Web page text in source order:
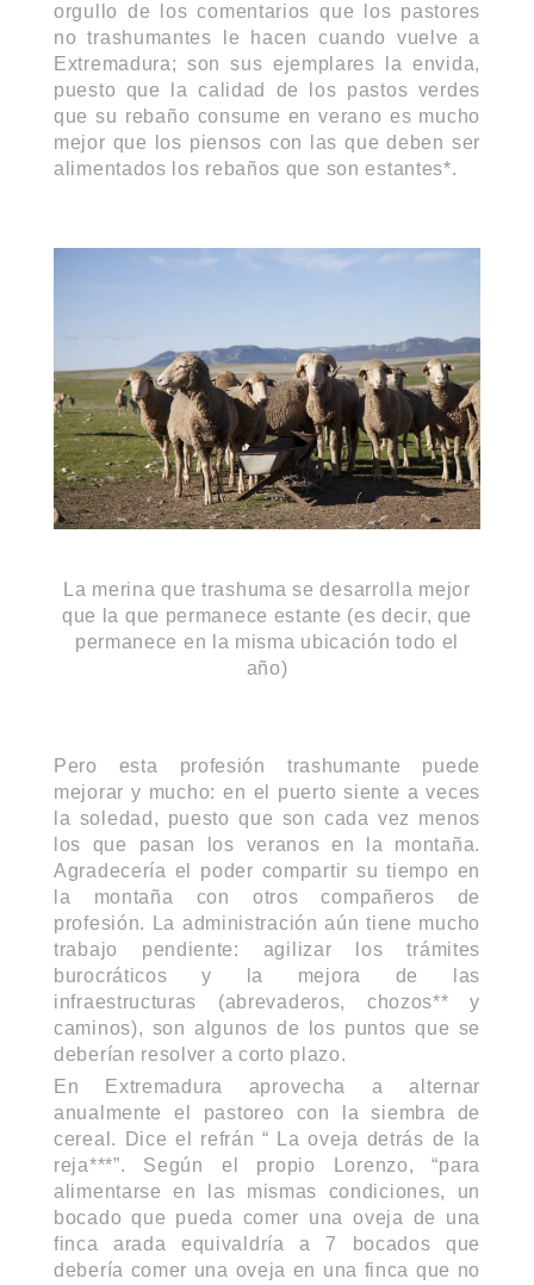
orgullo de los comentarios que los pastores
no trashumantes le hacen cuando vuelve a
Extremadura; son sus ejemplares la envida,
puesto que la calidad de los pastos verdes
que su rebaño consume en verano es mucho
mejor que los piensos con las que deben ser
alimentados los rebaños que son estantes*.
La merina que trashuma se desarrolla mejor
que la que permanece estante (es decir, que
permanece en la misma ubicación todo el
año)
Pero esta profesión trashumante puede
mejorar y mucho: en el puerto siente a veces
la soledad, puesto que son cada vez menos
los que pasan los veranos en la montaña.
Agradecería el poder compartir su tiempo en
la montaña con otros compañeros de
profesión. La administración aún tiene mucho
trabajo pendiente: agilizar los trámites
burocráticos y la mejora de las
infraestructuras (abrevaderos, chozos** y
caminos), son algunos de los puntos que se
deberían resolver a corto plazo.
En Extremadura aprovecha a alternar
anualmente el pastoreo con la siembra de
cereal. Dice el refrán “ La oveja detrás de la
reja***”. Según el propio Lorenzo, “para
alimentarse en las mismas condiciones, un
bocado que pueda comer una oveja de una
finca arada equivaldría a 7 bocados que
debería comer una oveja en una finca que no